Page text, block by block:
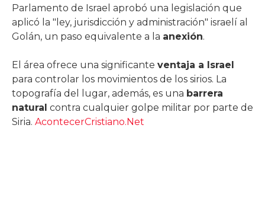
Parlamento de Israel aprobó una legislación que
aplicó la "ley, jurisdicción y administración" israelí al
Golán, un paso equivalente a la anexión.
El área ofrece una significante ventaja a Israel
para controlar los movimientos de los sirios. La
topografía del lugar, además, es una barrera
natural contra cualquier golpe militar por parte de
Siria. AcontecerCristiano.Net